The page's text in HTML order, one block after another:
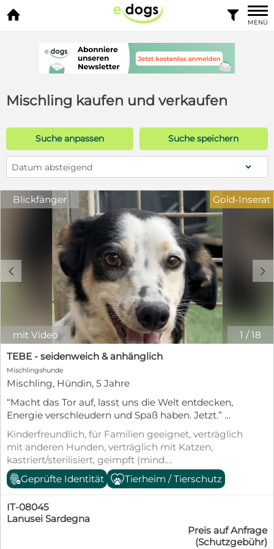
 
MENÜ
Mischling kaufen und verkaufen
Suche anpassen Suche speichern
Datum absteigend
Blickfänger
1 /18
c d
mit Video
Gold-Inserat
TEBE - seidenweich & anhänglich
Mischlingshunde
Mischling, Hündin, 5 Jahre
“Macht das Tor auf, lasst uns die Welt entdecken,
Energie verschleudern und Spaß haben. Jetzt.”
Tebes Mutter Megan ist leider einer von vielen
Hunden, der sein Leben “irgendwo angekettet”
fristen musste. Sie konnte dem Besitzer
abgeschwatzt werden und durfte somit
gemeinsam mit ihren Welpen ins Casa di Max
umziehen. Tebe ist eine tolle Hündin, die Lust auf
Action hat – und trotzdem zwischendurch herrlich
zur Ruhe kommt. Anfänglich ist sie etwas
zurückhaltend, taut aber schnell auf, wenn man ihr
Zeit gibt. Sie liebt Spiel und Bewegung, aber auch
Kinderfreundlich, für Familien geeignet, verträglich
mit anderen Hunden, verträglich mit Katzen,
kastriert/sterilisiert, geimpft (mind.
Pflichtimpfungen), entwurmt, gechipt, mit EU-
Heimtierausweis, aus dem Tierheim,
Tierschutzgesetz §11
Geprüfte Identität Tierheim / Tierschutz
IT-08045
Lanusei Sardegna
Preis auf Anfrage
(Schutzgebühr)